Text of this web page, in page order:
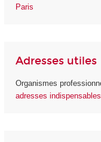
Paris
Adresses utiles
Organismes
adresses indispensables